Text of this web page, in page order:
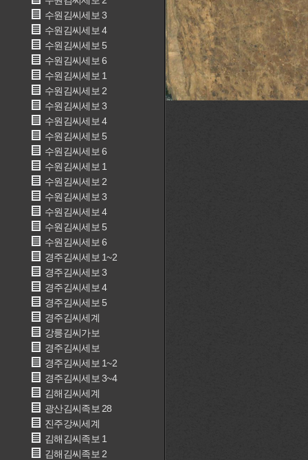
수원김씨세보 3
수원김씨세보 4
수원김씨세보 5
수원김씨세보 6
수원김씨세보 1
수원김씨세보 2
수원김씨세보 3
수원김씨세보 4
수원김씨세보 5
수원김씨세보 6
수원김씨세보 1
수원김씨세보 2
수원김씨세보 3
수원김씨세보 4
수원김씨세보 5
수원김씨세보 6
경주김씨세보 1~2
경주김씨세보 3
경주김씨세보 4
경주김씨세보 5
경주김씨세계
강릉김씨가보
경주김씨세보
경주김씨세보 1~2
경주김씨세보 3~4
김해김씨세계
광산김씨족보 28
진주강씨세계
김해김씨족보 1
김해김씨족보 2